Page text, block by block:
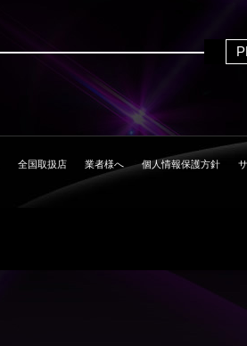
全国取扱店 業者様へ 個人情報保護方針